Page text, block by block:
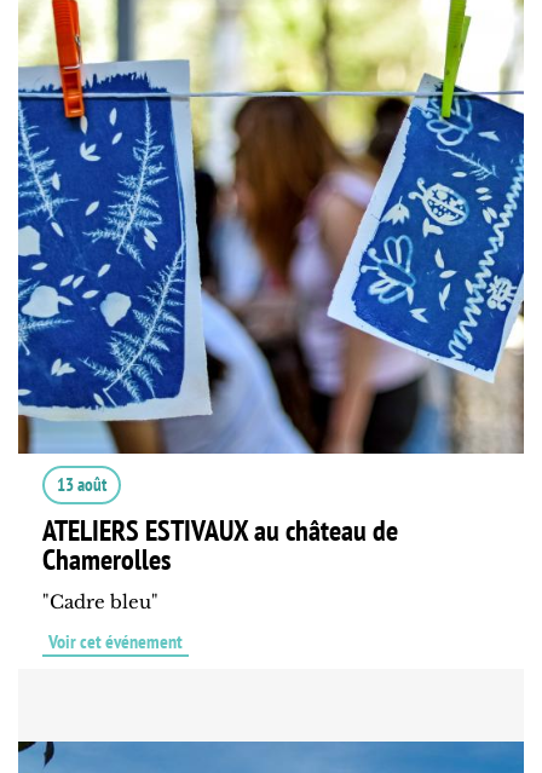
13 août
ATELIERS ESTIVAUX au château de
Chamerolles
"Cadre bleu"
Voir cet événement